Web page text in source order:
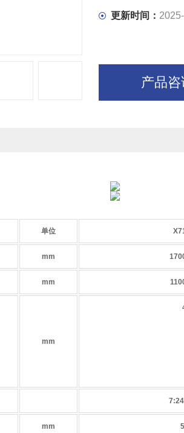
更新时间：
产品咨
单位
mm
mm
mm
mm